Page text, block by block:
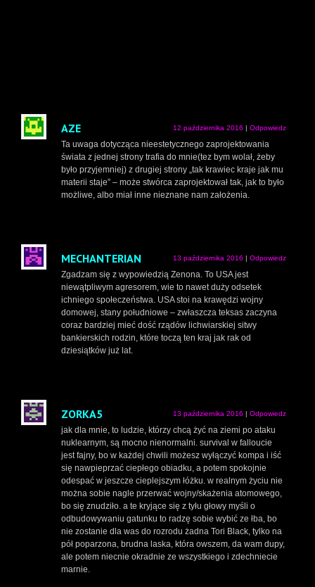
AZE 12 października 2016 Odpowiedz
Ta uwaga dotycząca nieestetycznego zaprojektowania
świata z jednej strony trafia do mnie(tez bym wolał, żeby
było przyjemniej) z drugiej strony „tak krawiec kraje jak mu
materii staje” – może stwórca zaprojektował tak, jak to było
możliwe, albo miał inne nieznane nam założenia.
MECHANTERIAN 13 października 2016 Odpowiedz
Zgadzam się z wypowiedzią Zenona. To USA jest
niewątpliwym agresorem, wie to nawet duży odsetek
ichniego społeczeństwa. USA stoi na krawędzi wojny
domowej, stany południowe – zwłaszcza teksas zaczyna
coraz bardziej mieć dość rządów lichwiarskiej sitwy
bankierskich rodzin, które toczą ten kraj jak rak od
dziesiątków już lat.
ZORKA5 13 października 2016 Odpowiedz
jak dla mnie, to ludzie, którzy chcą żyć na ziemi po ataku
nuklearnym, są mocno nienormalni. survival w falloucie
jest fajny, bo w każdej chwili możesz wyłączyć kompa i iść
się nawpieprzać ciepłego obiadku, a potem spokojnie
odespać w jeszcze cieplejszym łóżku. w realnym życiu nie
można sobie nagle przerwać wojny/skażenia atomowego,
bo się znudziło. a te kryjące się z tyłu głowy myśli o
odbudowywaniu gatunku to radzę sobie wybić ze łba, bo
nie zostanie dla was do rozrodu żadna Tori Black, tylko na
pół poparzona, brudna laska, która owszem, da wam dupy,
ale potem niecnie okradnie ze wszystkiego i zdechniecie
marnie.